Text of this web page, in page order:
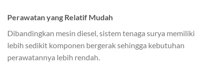
Perawatan yang Relatif Mudah
Dibandingkan mesin diesel, sistem tenaga surya memiliki
lebih sedikit komponen bergerak sehingga kebutuhan
perawatannya lebih rendah.